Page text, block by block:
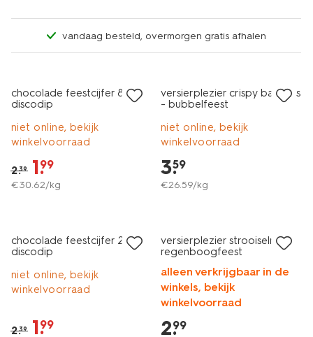
vandaag besteld, overmorgen gratis afhalen
chocolade feestcijfer 8 met
discodip
niet online, bekijk
winkelvoorraad
2.39 1.
99
€30.62/kg
versierplezier crispy balletjes
- bubbelfeest
niet online, bekijk
winkelvoorraad
3.
59
€26.59/kg
chocolade feestcijfer 2 met
discodip
niet online, bekijk
winkelvoorraad
2.39 1.
99
versierplezier strooiselmix
regenboogfeest
alleen verkrijgbaar in de
winkels, bekijk
winkelvoorraad
2.
99